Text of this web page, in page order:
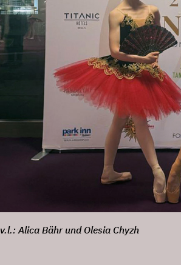
v.l.: Alica Bähr und Olesia Chyzh